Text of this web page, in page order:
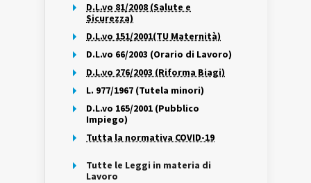
D.L.vo 81/2008 (Salute e
Sicurezza)
D.L.vo 151/2001(TU Maternità)
D.L.vo 66/2003 (Orario di Lavoro)
D.L.vo 276/2003 (Riforma Biagi)
L. 977/1967 (Tutela minori)
D.L.vo 165/2001 (Pubblico
Impiego)
Tutta la normativa COVID-19
Tutte le Leggi in materia di
Lavoro